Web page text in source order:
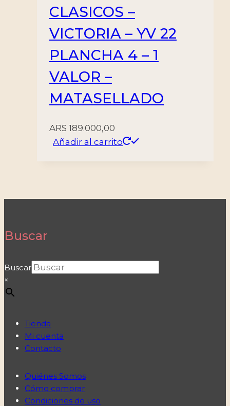
CLASICOS –
VICTORIA – YV 22
PLANCHA 4 – 1
VALOR –
MATASELLADO
ARS 189.000,00
Añadir al carrito
Buscar
Buscar
×
Tienda
Mi cuenta
Contacto
Quiénes Somos
Cómo comprar
Condiciones de uso